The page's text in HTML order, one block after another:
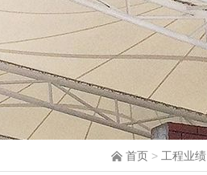
首页> 工程业绩